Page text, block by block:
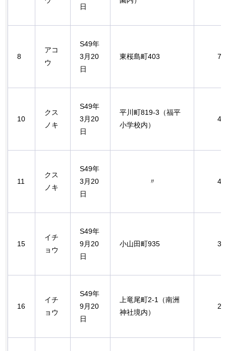
日
8
アコ
ウ
S49年
3月20
日
東桜島町403
10
クス
ノキ
S49年
3月20
日
平川町819-3（福平
小学校内）
11
クス
ノキ
S49年
3月20
日
〃
15
イチ
ョウ
S49年
9月20
日
小山田町935
16
イチ
ョウ
S49年
9月20
日
上竜尾町2-1（南洲
神社境内）